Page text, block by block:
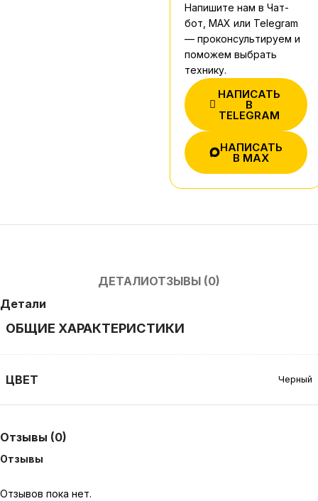
Напишите нам в Чат-
бот, MAX или Telegram
— проконсультируем и
поможем выбрать
технику.
НАПИСАТЬ
В
TELEGRAM
НАПИСАТЬ
В MAX
ДЕТАЛИОТЗЫВЫ (0)
Детали
ОБЩИЕ ХАРАКТЕРИСТИКИ
ЦВЕТ Черный
Отзывы (0)
Отзывы
Отзывов пока нет.